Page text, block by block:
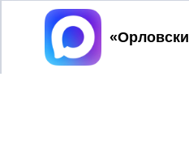
Принять